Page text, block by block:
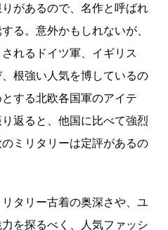
があるので、名作と呼ばれ
る。意外かもしれないが、
れるドイツ軍、イギリス
根強い人気を博しているの
する北欧各国軍のアイテ
返ると、他国に比べて強烈
ミリタリーは定評があるの
タリー古着の奥深さや、ユ
を探るべく、人気ファッシ